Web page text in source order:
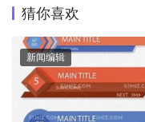
猜你喜欢
新闻编辑